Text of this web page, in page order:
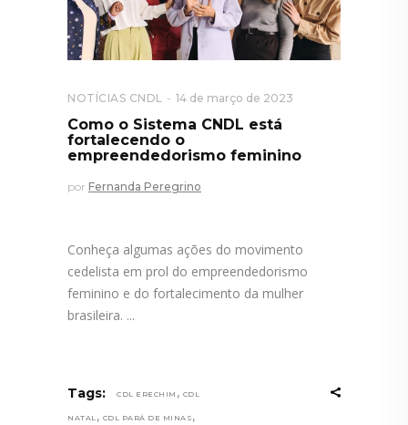
NOTÍCIAS CNDL 14 de março de 2023
Como o Sistema CNDL está
fortalecendo o
empreendedorismo feminino
por Fernanda Peregrino
Conheça algumas ações do movimento
cedelista em prol do empreendedorismo
feminino e do fortalecimento da mulher
brasileira.
Tags: CDL ERECHIM , CDL
NATAL , CDL PARÁ DE MINAS ,